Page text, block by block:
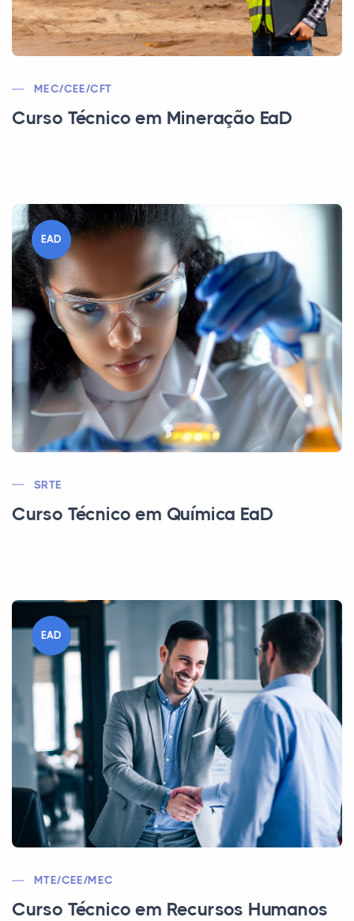
MEC/CEE/CFT
Curso Técnico em Mineração EaD
EAD
SRTE
Curso Técnico em Química EaD
EAD
MTE/CEE/MEC
Curso Técnico em Recursos Humanos